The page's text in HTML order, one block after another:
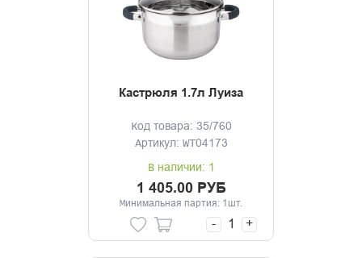
Кастрюля 1.7л Луиза
Код товара: 35/760
Артикул: WT04173
В наличии: 1
1 405.00 РУБ
Минимальная партия: 1шт.
- +